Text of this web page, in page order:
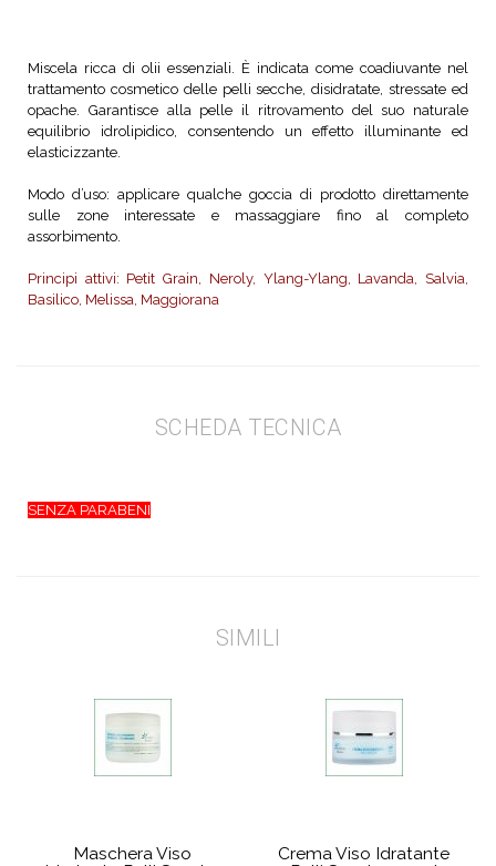
Miscela ricca di olii essenziali. È indicata come coadiuvante nel
trattamento cosmetico delle pelli secche, disidratate, stressate ed
opache. Garantisce alla pelle il ritrovamento del suo naturale
equilibrio idrolipidico, consentendo un effetto illuminante ed
elasticizzante.
Modo d’uso: applicare qualche goccia di prodotto direttamente
sulle zone interessate e massaggiare fino al completo
assorbimento.
Principi attivi: Petit Grain, Neroly, Ylang-Ylang, Lavanda, Salvia,
Basilico, Melissa, Maggiorana
SCHEDA TECNICA
SENZA PARABENI
SIMILI
Maschera Viso
Crema Viso Idratante